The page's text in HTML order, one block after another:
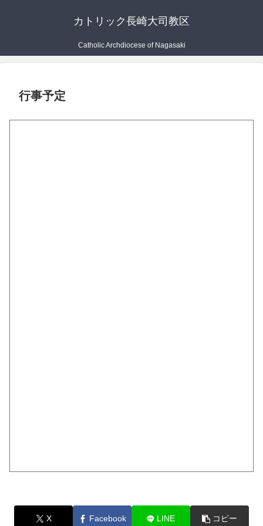
カトリック長崎大司教区
Catholic Archdiocese of Nagasaki
行事予定
X Facebook LINE コピー